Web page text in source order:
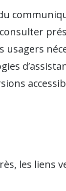
usagers
les liens